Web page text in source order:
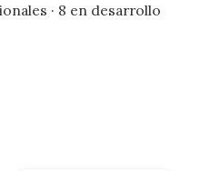
· 8 en desarrollo